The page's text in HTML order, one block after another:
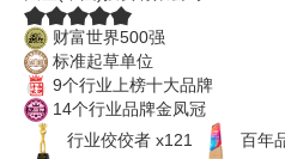
财富世界500强
标准起草单位
9个行业上榜十大品牌
14个行业品牌金凤冠
行业佼佼者 x121
百年